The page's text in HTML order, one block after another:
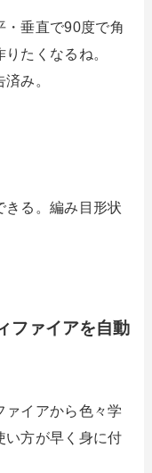
・垂直で90度で角
たくなるね。
み。
きる。編み目形状
ファイアを自動
ァイアから色々学
い方が早く身に付